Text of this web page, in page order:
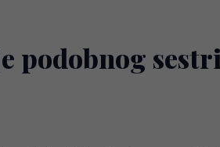
podobnog